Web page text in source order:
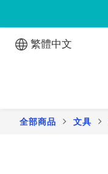
繁體中文
全部商品 文具